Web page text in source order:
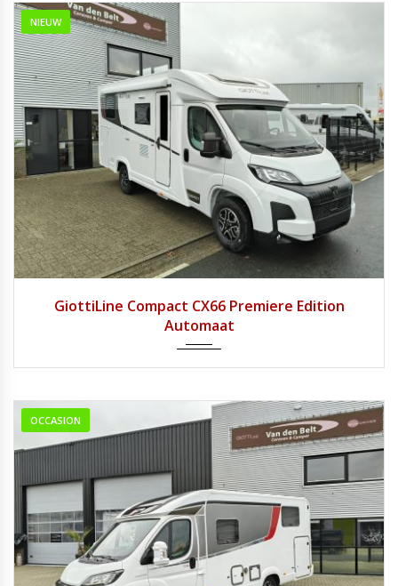
NIEUW
GiottiLine Compact CX66 Premiere Edition
Automaat
OCCASION